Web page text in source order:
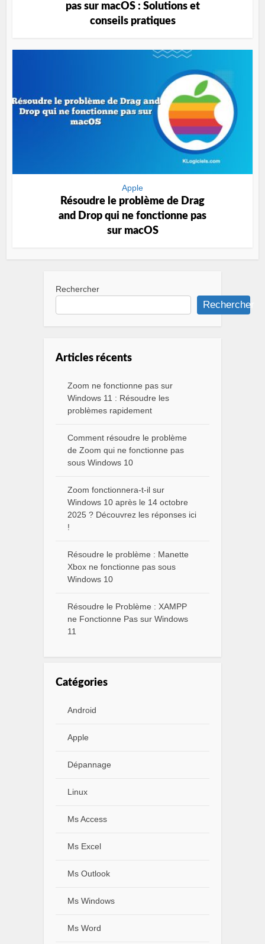
pas sur macOS : Solutions et
conseils pratiques
Apple
Résoudre le problème de Drag
and Drop qui ne fonctionne pas
sur macOS
Rechercher
Rechercher
Articles récents
Zoom ne fonctionne pas sur
Windows 11 : Résoudre les
problèmes rapidement
Comment résoudre le problème
de Zoom qui ne fonctionne pas
sous Windows 10
Zoom fonctionnera-t-il sur
Windows 10 après le 14 octobre
2025 ? Découvrez les réponses ici
!
Résoudre le problème : Manette
Xbox ne fonctionne pas sous
Windows 10
Résoudre le Problème : XAMPP
ne Fonctionne Pas sur Windows
11
Catégories
Android
Apple
Dépannage
Linux
Ms Access
Ms Excel
Ms Outlook
Ms Windows
Ms Word